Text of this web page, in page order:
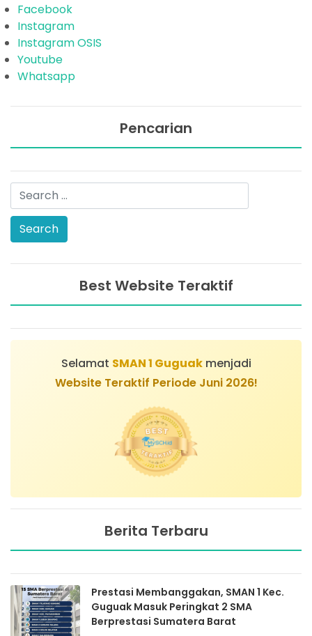
Facebook
Instagram
Instagram OSIS
Youtube
Whatsapp
Pencarian
Best Website Teraktif
Selamat SMAN 1 Guguakmenjadi
Website Teraktif Periode Juni 2026!
Berita Terbaru
Prestasi Membanggakan, SMAN 1 Kec.
Guguak Masuk Peringkat 2 SMA
Berprestasi Sumatera Barat